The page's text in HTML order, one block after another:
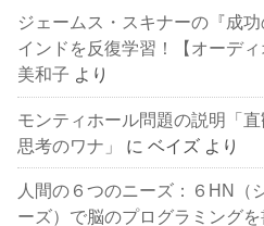
ジェームス・スキナーの『成
インドを反復学習！【オーディ
美和子 より
モンティホール問題の説明「
思考のワナ」
にベイズ より
人間の６つのニーズ：６HN（
ーズ）で脳のプログラミング